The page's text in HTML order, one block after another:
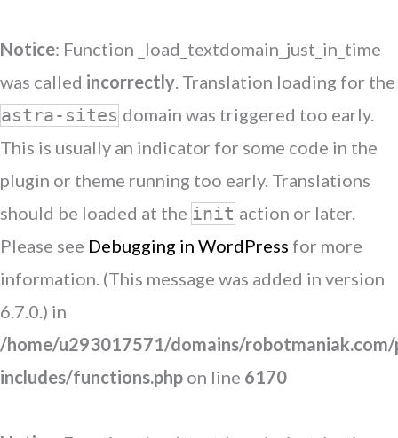
Notice: Function _load_textdomain_just_in_time
was called incorrectly. Translation loading for the
astra-sites domain was triggered too early.
This is usually an indicator for some code in the
plugin or theme running too early. Translations
should be loaded at the init action or later.
Please see Debugging in WordPress for more
information. (This message was added in version
6.7.0.) in
/home/u293017571/domains/
includes/functions.php on line 6170